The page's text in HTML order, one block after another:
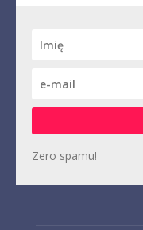
Zero spamu!